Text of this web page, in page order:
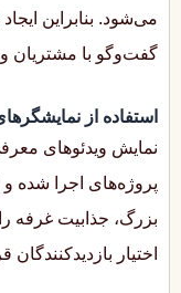
می‌شود. بنابراین
گفت‌وگو با مشتریان
استفاده از
نمایش ویدئوهای
پروژه‌های اجرا شده
بزرگ، جذابیت غرفه
اختیار